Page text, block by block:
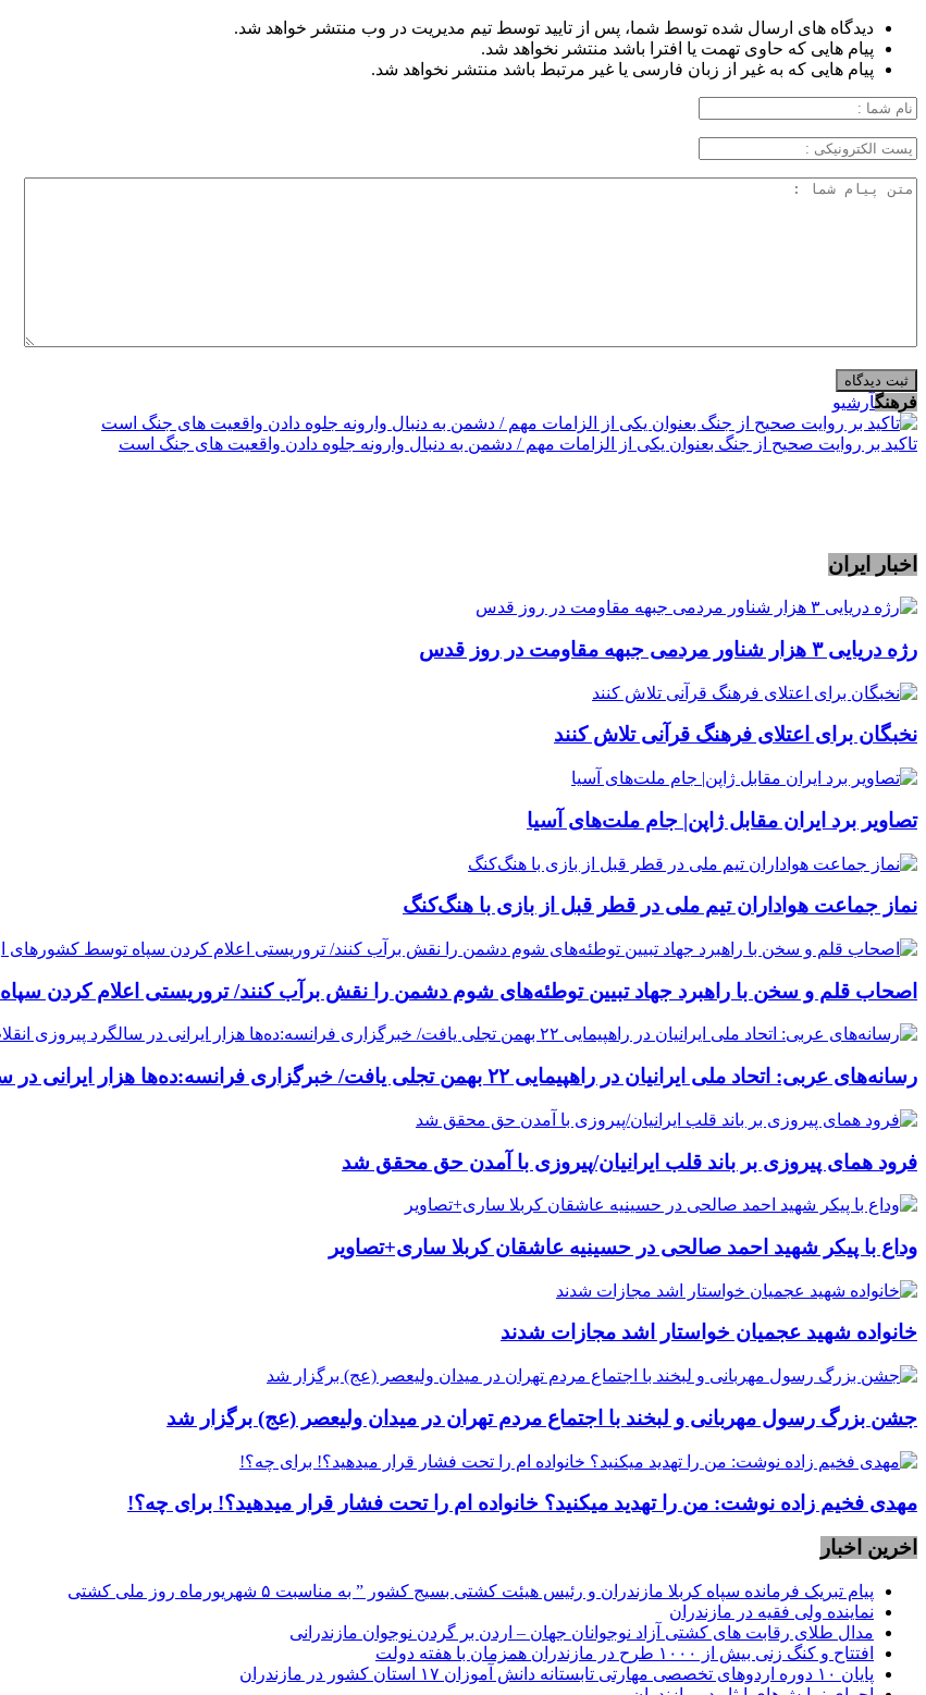
دیدگاه های ارسال شده توسط شما، پس از تایید توسط تیم مدیریت در وب منتشر خواهد شد.
پیام هایی که حاوی تهمت یا افترا باشد منتشر نخواهد شد.
پیام هایی که به غیر از زبان فارسی یا غیر مرتبط باشد منتشر نخواهد شد.
فرهنگآرشیو
تاکید بر روایت صحیح از جنگ بعنوان یکی از الزامات مهم / دشمن به دنبال وارونه جلوه دادن واقعیت های جنگ است
اخبار ایران
رژه دریایی ۳ هزار شناور مردمی جبهه مقاومت در روز قدس
نخبگان برای اعتلای فرهنگ قرآنی تلاش کنند
تصاویر برد ایران مقابل ژاپن| جام ملت‌های آسیا
نماز جماعت هواداران تیم ملی در قطر قبل از بازی با هنگ‌کنگ
اصحاب قلم و سخن با راهبرد جهاد تبیین توطئه‌های شوم دشمن را نقش برآب کنند/ تروریستی اعلام کردن
رسانه‌های عربی: اتحاد ملی ایرانیان در راهپیمایی ۲۲ بهمن تجلی یافت/ خبرگزاری فرانسه:ده‌ها هزار ایرانی در سالگرد پیروزی انقلاب اسلامی راهپیمایی کردند
فرود همای پیروزی بر باند قلب ایرانیان/پیروزی با آمدن حق محقق شد
وداع با پیکر شهید احمد صالحی‌ در حسینیه عاشقان کربلا ساری+تصاویر
خانواده شهید عجمیان خواستار اشد مجازات شدند
جشن بزرگ رسول مهربانی و لبخند با اجتماع مردم تهران در میدان ولیعصر (عج) برگزار شد
مهدی فخیم زاده نوشت: من را تهدید میکنید؟ خانواده ام را‌ تحت فشار قرار میدهید؟! برای چه؟!
اخرین اخبار
پیام تبریک فرمانده سپاه کربلا مازندران و رئیس هیئت کشتی بسیج کشور ” به مناسبت ۵ شهریورماه روز ملی کشتی
نماينده ولی فقیه در مازندران
مدال طلای رقابت های کشتی آزاد نوجوانان جهان – اردن بر گردن نوجوان مازندرانی
افتتاح و کنگ زنی بیش از ۱۰۰۰ طرح در مازندران همزمان با هفته دولت
پایان ۱۰ دوره اردوهای تخصصی مهارتی تابستانه دانش آموزان ۱۷ استان کشور در مازندران